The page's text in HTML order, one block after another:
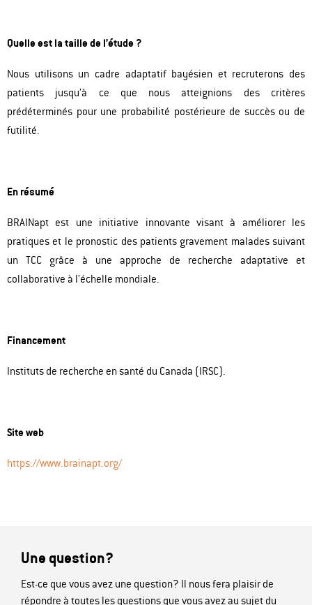
Quelle est la taille de l’étude ?
Nous utilisons un cadre adaptatif bayésien et recruterons des
patients jusqu’à ce que nous atteignions des critères
prédéterminés pour une probabilité postérieure de succès ou de
futilité.
En résumé
BRAINapt est une initiative innovante visant à améliorer les
pratiques et le pronostic des patients gravement malades suivant
un TCC grâce à une approche de recherche adaptative et
collaborative à l’échelle mondiale.
Financement
Instituts de recherche en santé du Canada (IRSC).
Site web
https://www.brainapt.org/
Une question?
Est-ce que vous avez une question? Il nous fera plaisir de
répondre à toutes les questions que vous avez au sujet du